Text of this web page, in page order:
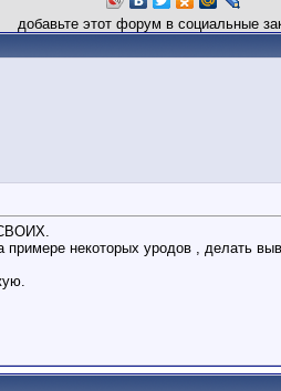
добавьте этот форум в социальные
некоторых уродов , делать